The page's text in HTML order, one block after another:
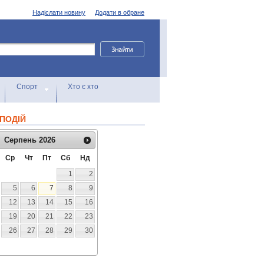
Додати в обране
Надіслати новину
Спорт Хто є хто
Серпень 2026
Ср Чт Пт Сб
Нд
1
2
5 6 7 8
9
12 13 14 15
16
19 20 21 22
23
26 27 28 29
30